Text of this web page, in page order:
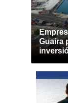
Guaira